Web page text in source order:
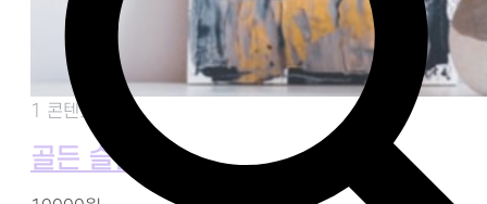
1 콘텐츠
골든 슬럼버